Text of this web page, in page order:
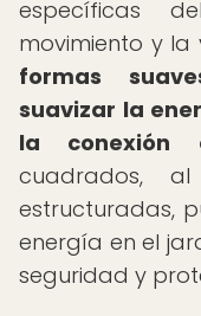
específicas
movimiento y la
formas
suavizar la
la conexión
cuadrados,
estructuradas,
energía en el
seguridad y